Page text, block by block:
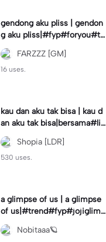
gendong aku pliss | gendon
g aku pliss|#fyp#foryou#tr
end#viral
FARZZZ [GM]
16 uses.
kau dan aku tak bisa | kau d
an aku tak bisa|bersama#liri
klagu#fyp#templatelirik
Shopia [LDR]
530 uses.
a glimpse of us | a glimpse
of us|#trend#fyp#jojiglimp
seofus#viral
Nobitaaa🪐